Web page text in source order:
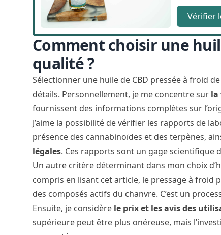
Vérifier
Comment choisir une
qualité ?
Sélectionner une huile de CBD pressée à froid
détails. Personnellement, je me concentre sur la
fournissent des informations complètes sur
J’aime la possibilité de vérifier les rapports de
présence des cannabinoïdes et des terpènes,
légales. Ces rapports sont un gage scientifique
Un autre critère déterminant dans mon choix
compris en lisant cet article, le pressage à froid
des composés actifs du chanvre. C’est un
Ensuite, je considère le prix et les avis des
supérieure peut être plus onéreuse, mais